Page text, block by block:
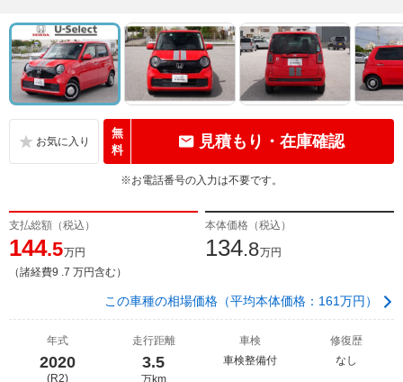
無
料
見積もり・在庫確認
※お電話番号の入力は不要です。
支払総額（税込）
144.5万円
（諸経費9 .7 万円含む）
本体価格（税込）
134.8万円
この車種の相場価格（平均本体価格：161万円）
年式
2020
(R2)
走行距離
3.5
万km
車検
車検整備付
修復歴
なし